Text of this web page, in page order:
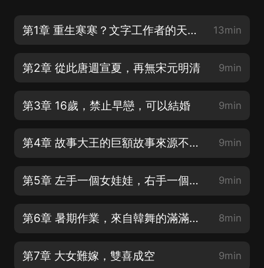
第1章 重生寒寒？文字工作者的天堂！ 13min
第2章 從此唐週宣夏，再無宋元明清 9min
第3章 16歲，禁止早戀，可以結婚 9min
第4章 故事大王的巨額故事來源不明罪 9min
第5章 左手一個女娃娃，右手一個胖娃娃 9min
第6章 暑期作業，來自韓舞的滿滿惡意 8min
第7章 大女難嫁，雙喜成空 9min